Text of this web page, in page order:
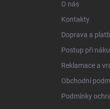
O nás
Kontakty
Doprava a
Postup při
Reklamace a
Obchodní
Podmínky